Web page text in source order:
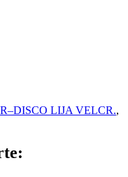
LIJA VELCR.,